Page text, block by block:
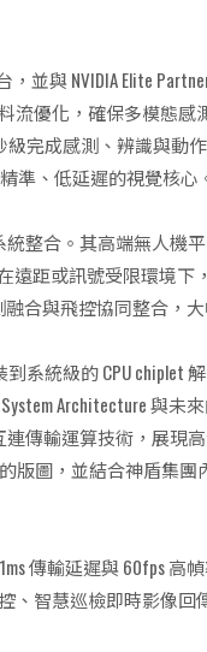
並與 NVIDIA Elite
流優化，確保多模態
級完成感測、辨識與
準、低延遲的視覺核心
整合。其高端無人
距或訊號受限環境
合與飛控協同整合，
統級的 CPU chiplet
Architecture 與未來
傳輸運算技術，展
圖，並結合神盾集
傳輸延遲與 60fps 高
智慧巡檢即時影像回